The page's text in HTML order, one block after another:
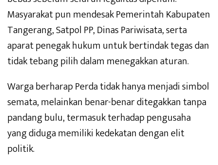
Masyarakat pun mendesak Pemerintah Kabupaten
Tangerang, Satpol PP, Dinas Pariwisata, serta
aparat penegak hukum untuk bertindak tegas dan
tidak tebang pilih dalam menegakkan aturan.
Warga berharap Perda tidak hanya menjadi simbol
semata, melainkan benar-benar ditegakkan tanpa
pandang bulu, termasuk terhadap pengusaha
yang diduga memiliki kedekatan dengan elit
politik.